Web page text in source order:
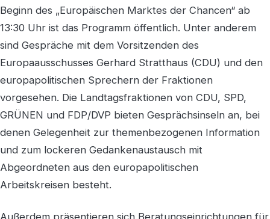
Beginn des „Europäischen Marktes der Chancen“ ab
13:30 Uhr ist das Programm öffentlich. Unter anderem
sind Gespräche mit dem Vorsitzenden des
Europaausschusses Gerhard Stratthaus (CDU) und den
europapolitischen Sprechern der Fraktionen
vorgesehen. Die Landtagsfraktionen von CDU, SPD,
GRÜNEN und FDP/DVP bieten Gesprächsinseln an, bei
denen Gelegenheit zur themenbezogenen Information
und zum lockeren Gedankenaustausch mit
Abgeordneten aus den europapolitischen
Arbeitskreisen besteht.
Außerdem präsentieren sich Beratungseinrichtungen für